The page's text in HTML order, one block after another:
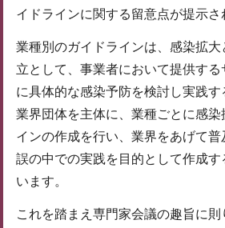
イドラインに関する留意点が提示さ
業種別のガイドラインは、感染拡
立として、事業者において提供する
に具体的な感染予防を検討し実践す
業界団体を主体に、業種ごとに感染
インの作成を行い、業界をあげて
誤の中での実践を目的として作成す
います。
これを踏まえ専門家会議の趣旨に